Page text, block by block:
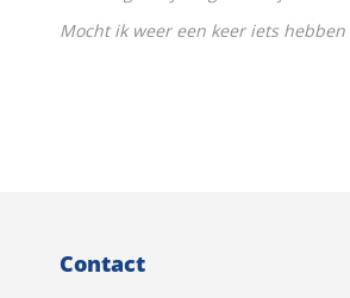
Mocht ik weer een keer iets
Contact